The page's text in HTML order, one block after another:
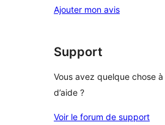
étoile
2
à
étoile
Ajouter mon avis
Support
Vous avez quelque chose
d’aide ?
Voir le forum de support